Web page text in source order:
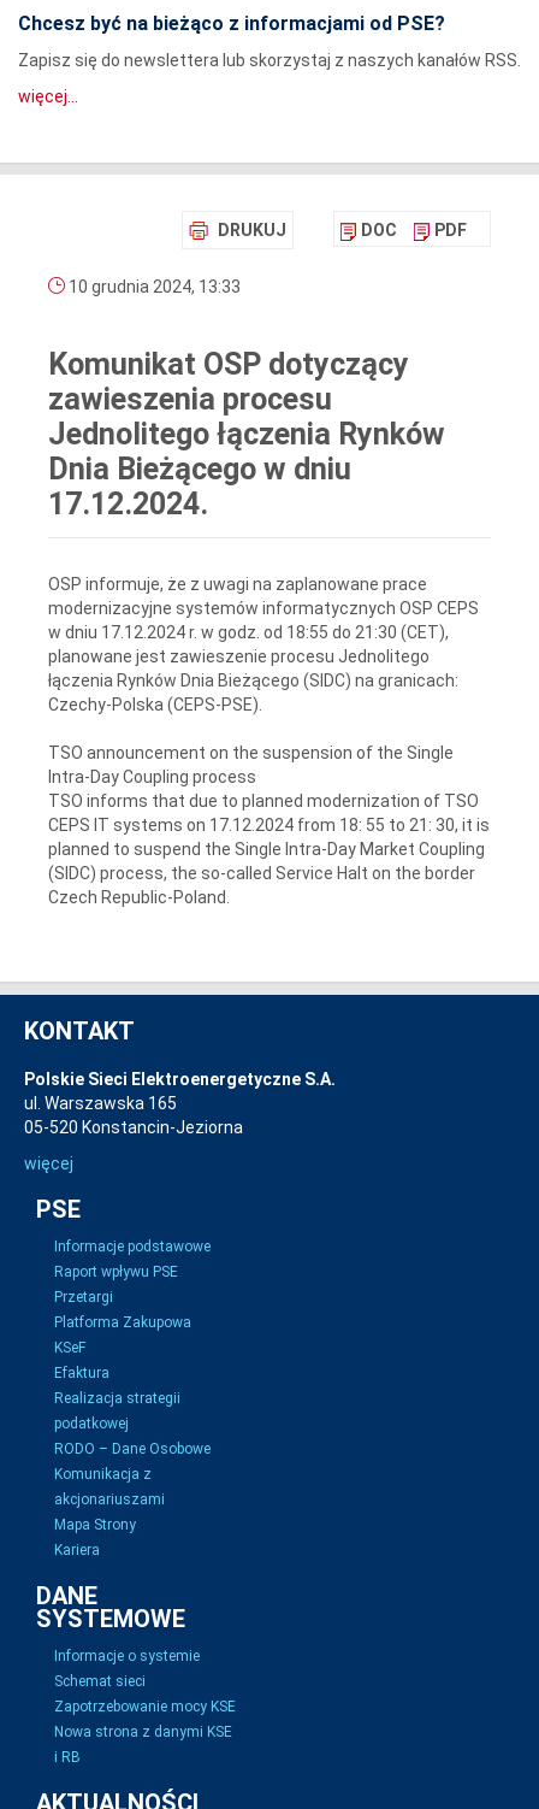
Chcesz być na bieżąco z informacjami od PSE?
Zapisz się do newslettera lub skorzystaj z naszych kanałów RSS.
więcej...
DRUKUJ DOC PDF
10 grudnia 2024, 13:33
Komunikat OSP dotyczący
zawieszenia procesu
Jednolitego łączenia Rynków
Dnia Bieżącego w dniu
17.12.2024.
OSP informuje, że z uwagi na zaplanowane prace
modernizacyjne systemów informatycznych OSP CEPS
w dniu 17.12.2024 r. w godz. od 18:55 do 21:30 (CET),
planowane jest zawieszenie procesu Jednolitego
łączenia Rynków Dnia Bieżącego (SIDC) na granicach:
Czechy-Polska (CEPS-PSE).
TSO announcement on the suspension of the Single
Intra-Day Coupling process
TSO informs that due to planned modernization of TSO
CEPS IT systems on 17.12.2024 from 18: 55 to 21: 30, it is
planned to suspend the Single Intra-Day Market Coupling
(SIDC) process, the so-called Service Halt on the border
Czech Republic-Poland.
KONTAKT
Polskie Sieci Elektroenergetyczne S.A.
ul. Warszawska 165
05-520 Konstancin-Jeziorna
więcej
PSE
Informacje podstawowe
Raport wpływu PSE
Przetargi
Platforma Zakupowa
KSeF
Efaktura
Realizacja strategii
podatkowej
RODO – Dane Osobowe
Komunikacja z
akcjonariuszami
Mapa Strony
Kariera
DANE
SYSTEMOWE
Informacje o systemie
Schemat sieci
Zapotrzebowanie mocy KSE
Nowa strona z danymi KSE
i RB
AKTUALNOŚCI